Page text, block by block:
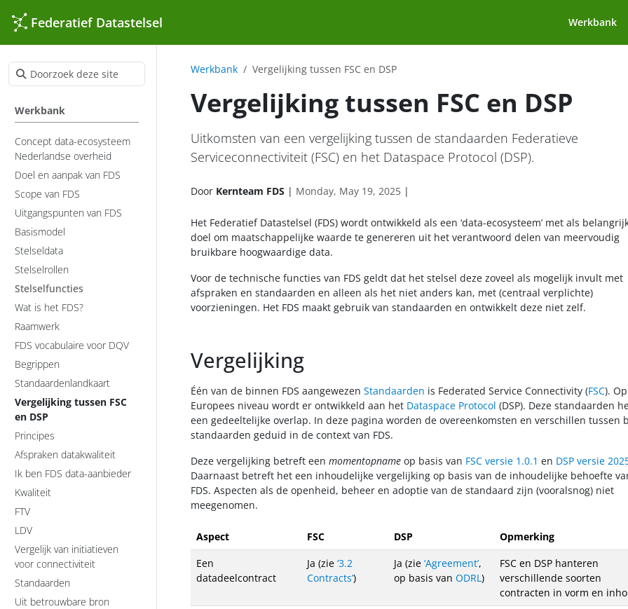
Federatief Datastelsel Werkbank
Werkbank
Concept data-ecosysteem
Nederlandse overheid
Doel en aanpak van FDS
Scope van FDS
Uitgangspunten van FDS
Basismodel
Stelseldata
Stelselrollen
Stelselfuncties
Wat is het FDS?
Raamwerk
FDS vocabulaire voor DQV
Begrippen
Standaardenlandkaart
Vergelijking tussen FSC
en DSP
Principes
Afspraken datakwaliteit
Ik ben FDS data-aanbieder
Kwaliteit
FTV
LDV
Vergelijk van initiatieven
voor connectiviteit
Standaarden
Uit betrouwbare bron
Werkbank Vergelijking tussen FSC en DSP
Vergelijking tussen FSC en DSP
Uitkomsten van een vergelijking tussen de standaarden Federatieve
Serviceconnectiviteit (FSC) en het Dataspace Protocol (DSP).
Door Kernteam FDS | Monday, May 19, 2025 |
Het Federatief Datastelsel (FDS) wordt ontwikkeld als een ‘data-ecosysteem’ met als
doel om maatschappelijke waarde te genereren uit het verantwoord delen van meervoudig
bruikbare hoogwaardige data.
Voor de technische functies van FDS geldt dat het stelsel deze zoveel als mogelijk invult met
afspraken en standaarden en alleen als het niet anders kan, met (centraal verplichte)
voorzieningen. Het FDS maakt gebruik van standaarden en ontwikkelt deze niet zelf.
Vergelijking
Één van de binnen FDS aangewezen Standaarden is Federated Service Connectivity (FSC). Op
Europees niveau wordt er ontwikkeld aan het Dataspace Protocol (DSP). Deze standaarden
een gedeeltelijke overlap. In deze pagina worden de overeenkomsten en verschillen tussen
standaarden geduid in de context van FDS.
Deze vergelijking betreft een momentopname op basis van FSC versie 1.0.1 en DSP versie
Daarnaast betreft het een inhoudelijke vergelijking op basis van de inhoudelijke behoefte
FDS. Aspecten als de openheid, beheer en adoptie van de standaard zijn (vooralsnog) niet
meegenomen.
Aspect FSC DSP
Opmerking
Een
datadeelcontract
Ja (zie ‘3.2
Contracts’)
Ja (zie ‘Agreement’,
op basis van ODRL)
FSC en DSP hanteren
verschillende soorten
contracten in vorm en